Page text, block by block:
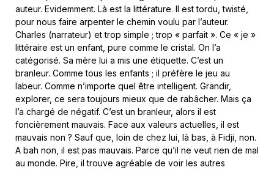
auteur. Evidemment. Là est la littérature. Il est tordu, twisté,
pour nous faire arpenter le chemin voulu par l’auteur.
Charles (narrateur) et trop simple ; trop « parfait ». Ce « je »
littéraire est un enfant, pure comme le cristal. On l’a
catégorisé. Sa mère lui a mis une étiquette. C’est un
branleur. Comme tous les enfants ; il préfère le jeu au
labeur. Comme n’importe quel être intelligent. Grandir,
explorer, ce sera toujours mieux que de rabâcher. Mais ça
l’a chargé de négatif. C’est un branleur, alors il est
foncièrement mauvais. Face aux valeurs actuelles, il est
mauvais non ? Sauf que, loin de chez lui, là bas, à Fidji, non.
A bah non, il est pas mauvais. Parce qu’il ne veut rien de mal
au monde. Pire, il trouve agréable de voir les autres